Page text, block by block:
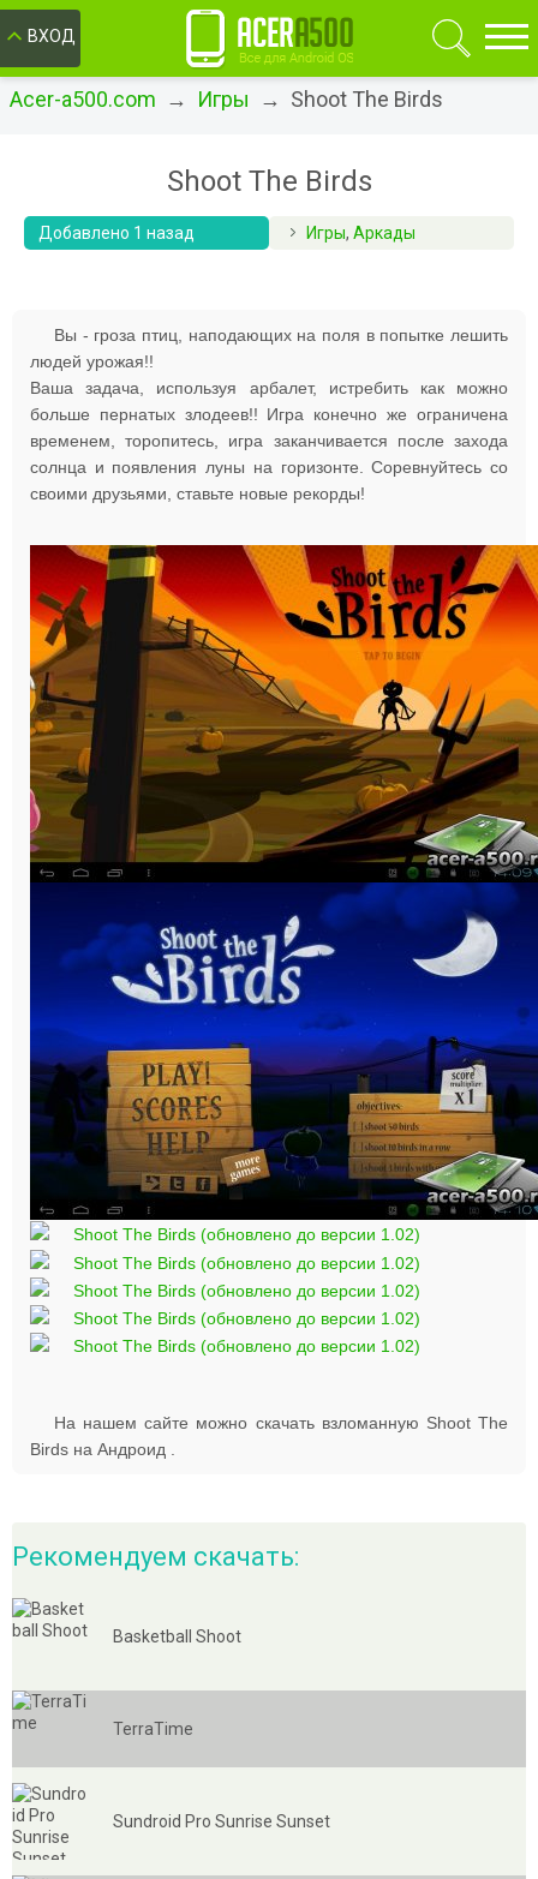
ВХОД
Acer-a500.com → Игры → Shoot The Birds
Shoot The Birds
Добавлено 1 назад Игры, Аркады
Вы - гроза птиц, наподающих на поля в попытке лешить
людей урожая!!
Ваша задача, используя арбалет, истребить как можно
больше пернатых злодеев!! Игра конечно же ограничена
временем, торопитесь, игра заканчивается после захода
солнца и появления луны на горизонте. Соревнуйтесь со
своими друзьями, ставьте новые рекорды!
На нашем сайте можно скачать взломанную Shoot The
Birds на Андроид .
Рекомендуем скачать:
Basketball Shoot
TerraTime
Sundroid Pro Sunrise Sunset